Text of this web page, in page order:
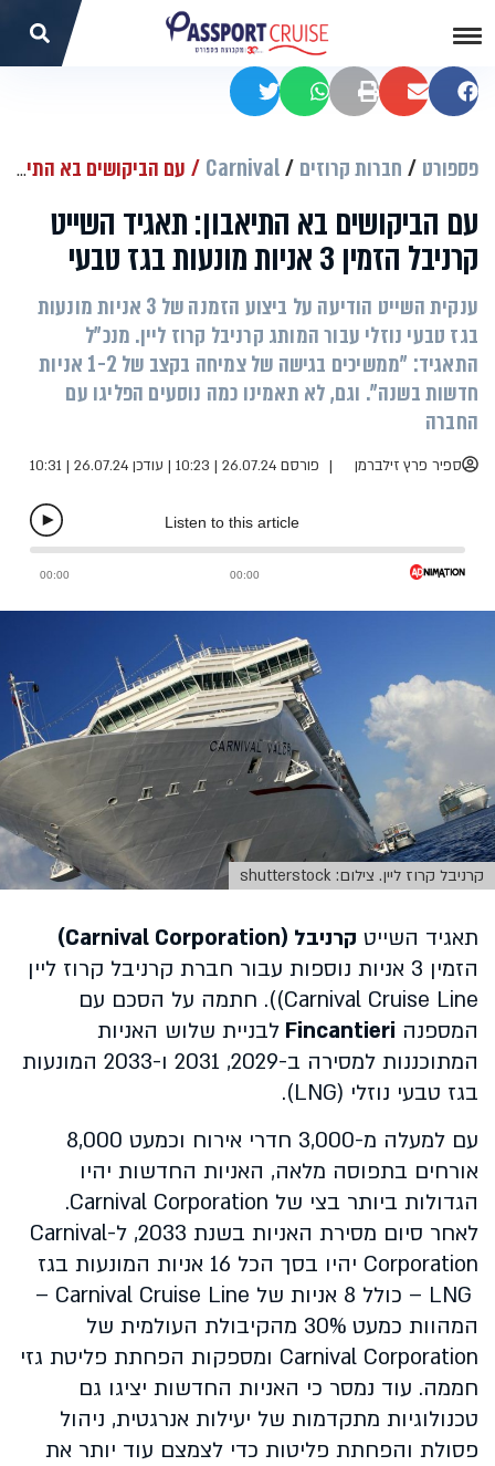
שתפו בפייסבוק
שתפו במיילהדפסהשתפו בוואטסאפשתפו בטוויטר
פספורט חברות קרוזים Carnival עם הביקושים בא התיאבון: תאגיד השייט קרניבל הזמין 3 אניות מונעות בגז טבעי
עם הביקושים בא התיאבון: תאגיד השייט
קרניבל הזמין 3 אניות מונעות בגז טבעי
ענקית השייט הודיעה על ביצוע הזמנה של 3 אניות מונעות
בגז טבעי נוזלי עבור המותג קרניבל קרוז ליין. מנכ"ל
התאגיד: "ממשיכים בגישה של צמיחה בקצב של 1-2 אניות
חדשות בשנה". וגם, לא תאמינו כמה נוסעים הפליגו עם
החברה
ספיר פרץ זילברמן פורסם 26.07.24 | 10:23 | עודכן 26.07.24 | 10:31
קרניבל קרוז ליין. צילום: shutterstock
תאגיד השייט קרניבל (Carnival Corporation)
הזמין 3 אניות נוספות עבור חברת קרניבל קרוז ליין
Carnival Cruise Line)). חתמה על הסכם עם
המספנה Fincantieri לבניית שלוש האניות
המתוכננות למסירה ב-2029, 2031 ו-2033 המונעות
בגז טבעי נוזלי (LNG).
עם למעלה מ-3,000 חדרי אירוח וכמעט 8,000
אורחים בתפוסה מלאה, האניות החדשות יהיו
הגדולות ביותר בצי של Carnival Corporation.
לאחר סיום מסירת האניות בשנת 2033, ל-Carnival
Corporation יהיו בסך הכל 16 אניות המונעות בגז
LNG – כולל 8 אניות של Carnival Cruise Line –
המהוות כמעט 30% מהקיבולת העולמית של
Carnival Corporation ומספקות הפחתת פליטת גזי
חממה. עוד נמסר כי האניות החדשות יציגו גם
טכנולוגיות מתקדמות של יעילות אנרגטית, ניהול
פסולת והפחתת פליטות כדי לצמצם עוד יותר את